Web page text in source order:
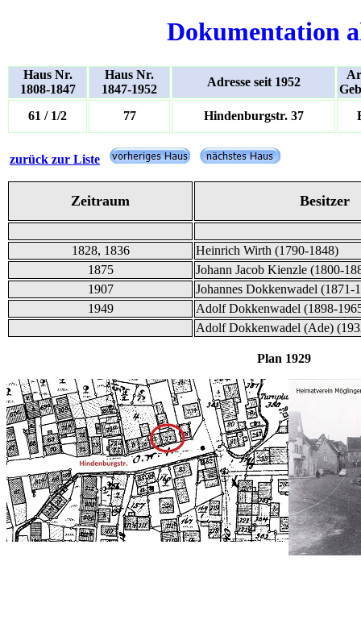
Dokumentation
Haus Nr.
1808-1847
Haus Nr.
1847-1952
Adresse seit 1952
61 / 1/2
77 Hindenburgstr. 37
zurück zur Liste
Zeitraum Besitzer
1828, 1836
Heinrich Wirth (1790-1848)
1875
Johann Jacob Kienzle (1800-
1907
Johannes Dokkenwadel (1871-
1949
Adolf Dokkenwadel (1898-
Adolf Dokkenwadel (Ade)
Plan